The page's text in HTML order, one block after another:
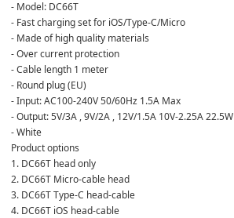
- Model: DC66T
- Fast charging set for iOS/Type-C/Micro
- Made of high quality materials
- Over current protection
- Cable length 1 meter
- Round plug (EU)
- Input: AC100-240V 50/60Hz 1.5A Max
- Output: 5V/3A , 9V/2A , 12V/1.5A 10V-2.25A 22.5W
- White
Product options
1. DC66T head only
2. DC66T Micro-cable head
3. DC66T Type-C head-cable
4. DC66T iOS head-cable